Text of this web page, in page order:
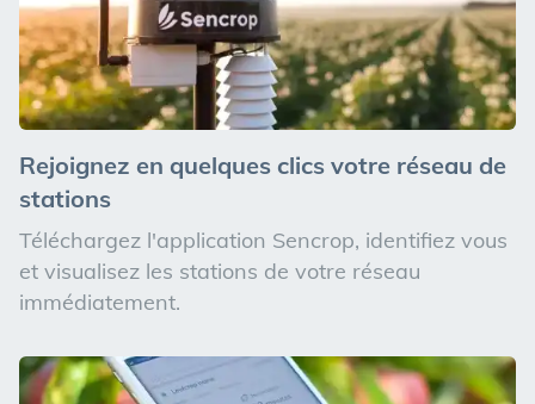
Rejoignez en quelques clics votre réseau de
stations
Téléchargez l'application Sencrop, identifiez vous
et visualisez les stations de votre réseau
immédiatement.